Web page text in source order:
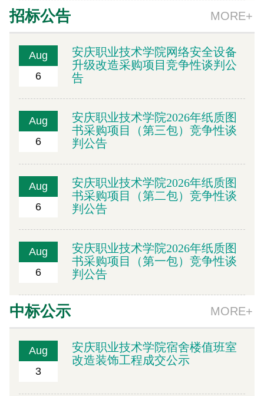
招标公告 MORE+
Aug
6
安庆职业技术学院网络安全设备
升级改造采购项目竞争性谈判公
告
Aug
6
安庆职业技术学院2026年纸质图
书采购项目（第三包）竞争性谈
判公告
Aug
6
安庆职业技术学院2026年纸质图
书采购项目（第二包）竞争性谈
判公告
Aug
6
安庆职业技术学院2026年纸质图
书采购项目（第一包）竞争性谈
判公告
中标公示 MORE+
Aug
3
安庆职业技术学院宿舍楼值班室
改造装饰工程成交公示